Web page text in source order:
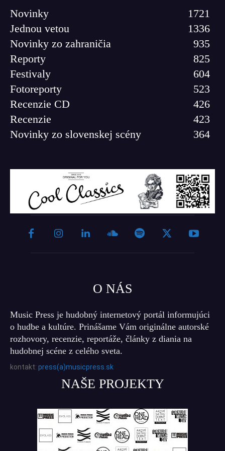
Novinky
1721
Jednou vetou
1336
Novinky zo zahraničia
935
Reporty
825
Festivaly
604
Fotoreporty
523
Recenzie CD
426
Recenzie
423
Novinky zo slovenskej scény
364
O NÁS
Music Press je hudobný internetový portál informujúci
o hudbe a kultúre. Prinášame Vám originálne autorské
rozhovory, recenzie, reportáže, články z diania na
hudobnej scéne z celého sveta.
kontakt: press(a)musicpress.sk
NAŠE PROJEKTY